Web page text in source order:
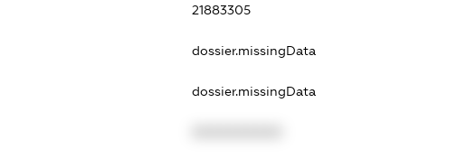
21883305
dossier.missingData
dossier.missingData